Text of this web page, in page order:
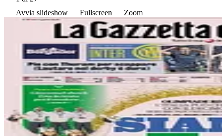
Avvia slideshow
Fullscreen Zoom